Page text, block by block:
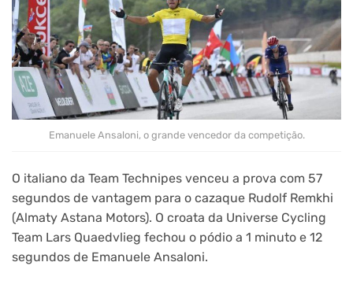
Emanuele Ansaloni, o grande vencedor da competição.
O italiano da Team Technipes venceu a prova com 57
segundos de vantagem para o cazaque Rudolf Remkhi
(Almaty Astana Motors). O croata da Universe Cycling
Team Lars Quaedvlieg fechou o pódio a 1 minuto e 12
segundos de Emanuele Ansaloni.